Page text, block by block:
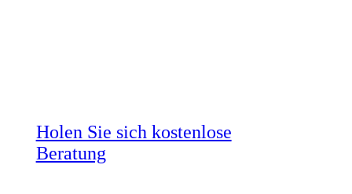
Holen Sie sich kostenlose
Beratung